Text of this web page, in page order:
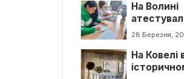
На Волині
педагогів
28 Березня,
На Ковелі